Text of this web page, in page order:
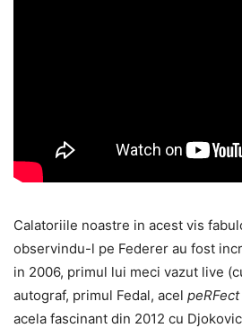
Calatoriile noastre in acest vis
observindu-l pe Federer au fost
in 2006, primul lui meci vazut live
autograf, primul Fedal, acel
acela fascinant din 2012 cu